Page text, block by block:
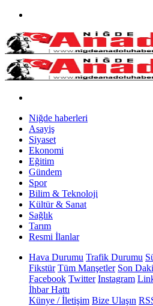
Niğde haberleri
Asayiş
Siyaset
Ekonomi
Eğitim
Gündem
Spor
Bilim & Teknoloji
Kültür & Sanat
Sağlık
Tarım
Resmi İlanlar
Hava Durumu Trafik Durumu
Fikstür Tüm Manşetler Son
Facebook Twitter Instagram
İhbar Hattı
Künye / İletişim Bize Ulaşın